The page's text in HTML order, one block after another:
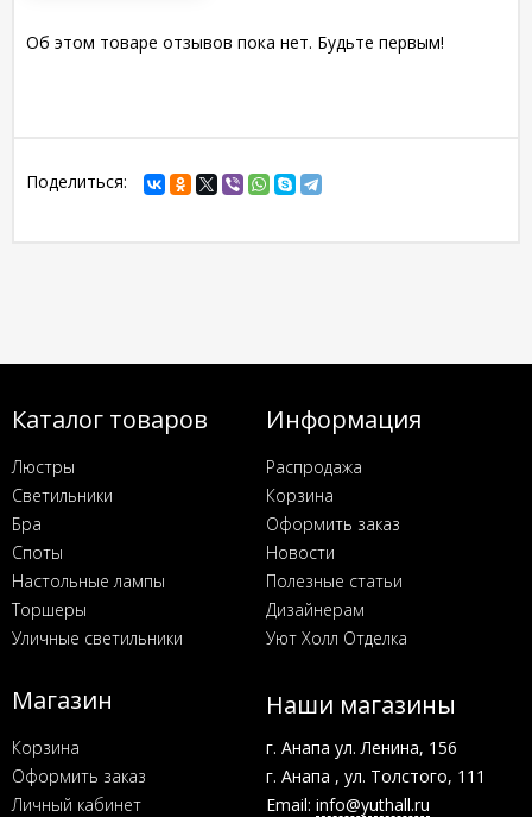
Об этом товаре отзывов пока нет. Будьте первым!
Поделиться:
Каталог товаров
Люстры
Светильники
Бра
Споты
Настольные лампы
Торшеры
Уличные светильники
Информация
Распродажа
Корзина
Оформить заказ
Новости
Полезные статьи
Дизайнерам
Уют Холл Отделка
Магазин
Корзина
Оформить заказ
Личный кабинет
Наши магазины
г. Анапа ул. Ленина, 156
г. Анапа , ул. Толстого, 111
Email: info@yuthall.ru